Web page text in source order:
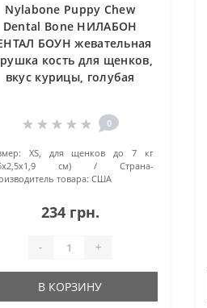
Nylabone Puppy Chew
Dental Bone НИЛАБОН
БОУН жевательная
кость для щенков,
вкус курицы, голубая
0
XS, для щенков до 7 кг
см)
Страна-
товара: США
234 грн.
- +
В КОРЗИНУ